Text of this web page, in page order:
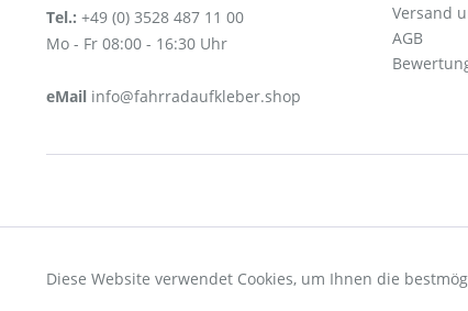
Tel.: +49 (0) 3528 487 11 00
Mo - Fr 08:00 - 16:30 Uhr
eMail info@fahrradaufkleber.shop
Versand
AGB
* Alle Preise inkl.
Funktionale
Diese Website verwendet Cookies, um Ihnen die